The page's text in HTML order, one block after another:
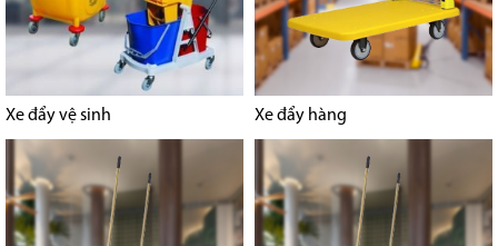
Xe đẩy vệ sinh Xe đẩy hàng